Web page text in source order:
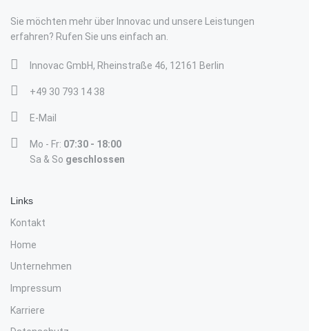
Sie möchten mehr über Innovac und unsere Leistungen
erfahren? Rufen Sie uns einfach an.
Innovac GmbH, Rheinstraße 46, 12161 Berlin
+49 30 793 14 38
E-Mail
Mo - Fr: 07:30 - 18:00
Sa & So geschlossen
Links
Kontakt
Home
Unternehmen
Impressum
Karriere